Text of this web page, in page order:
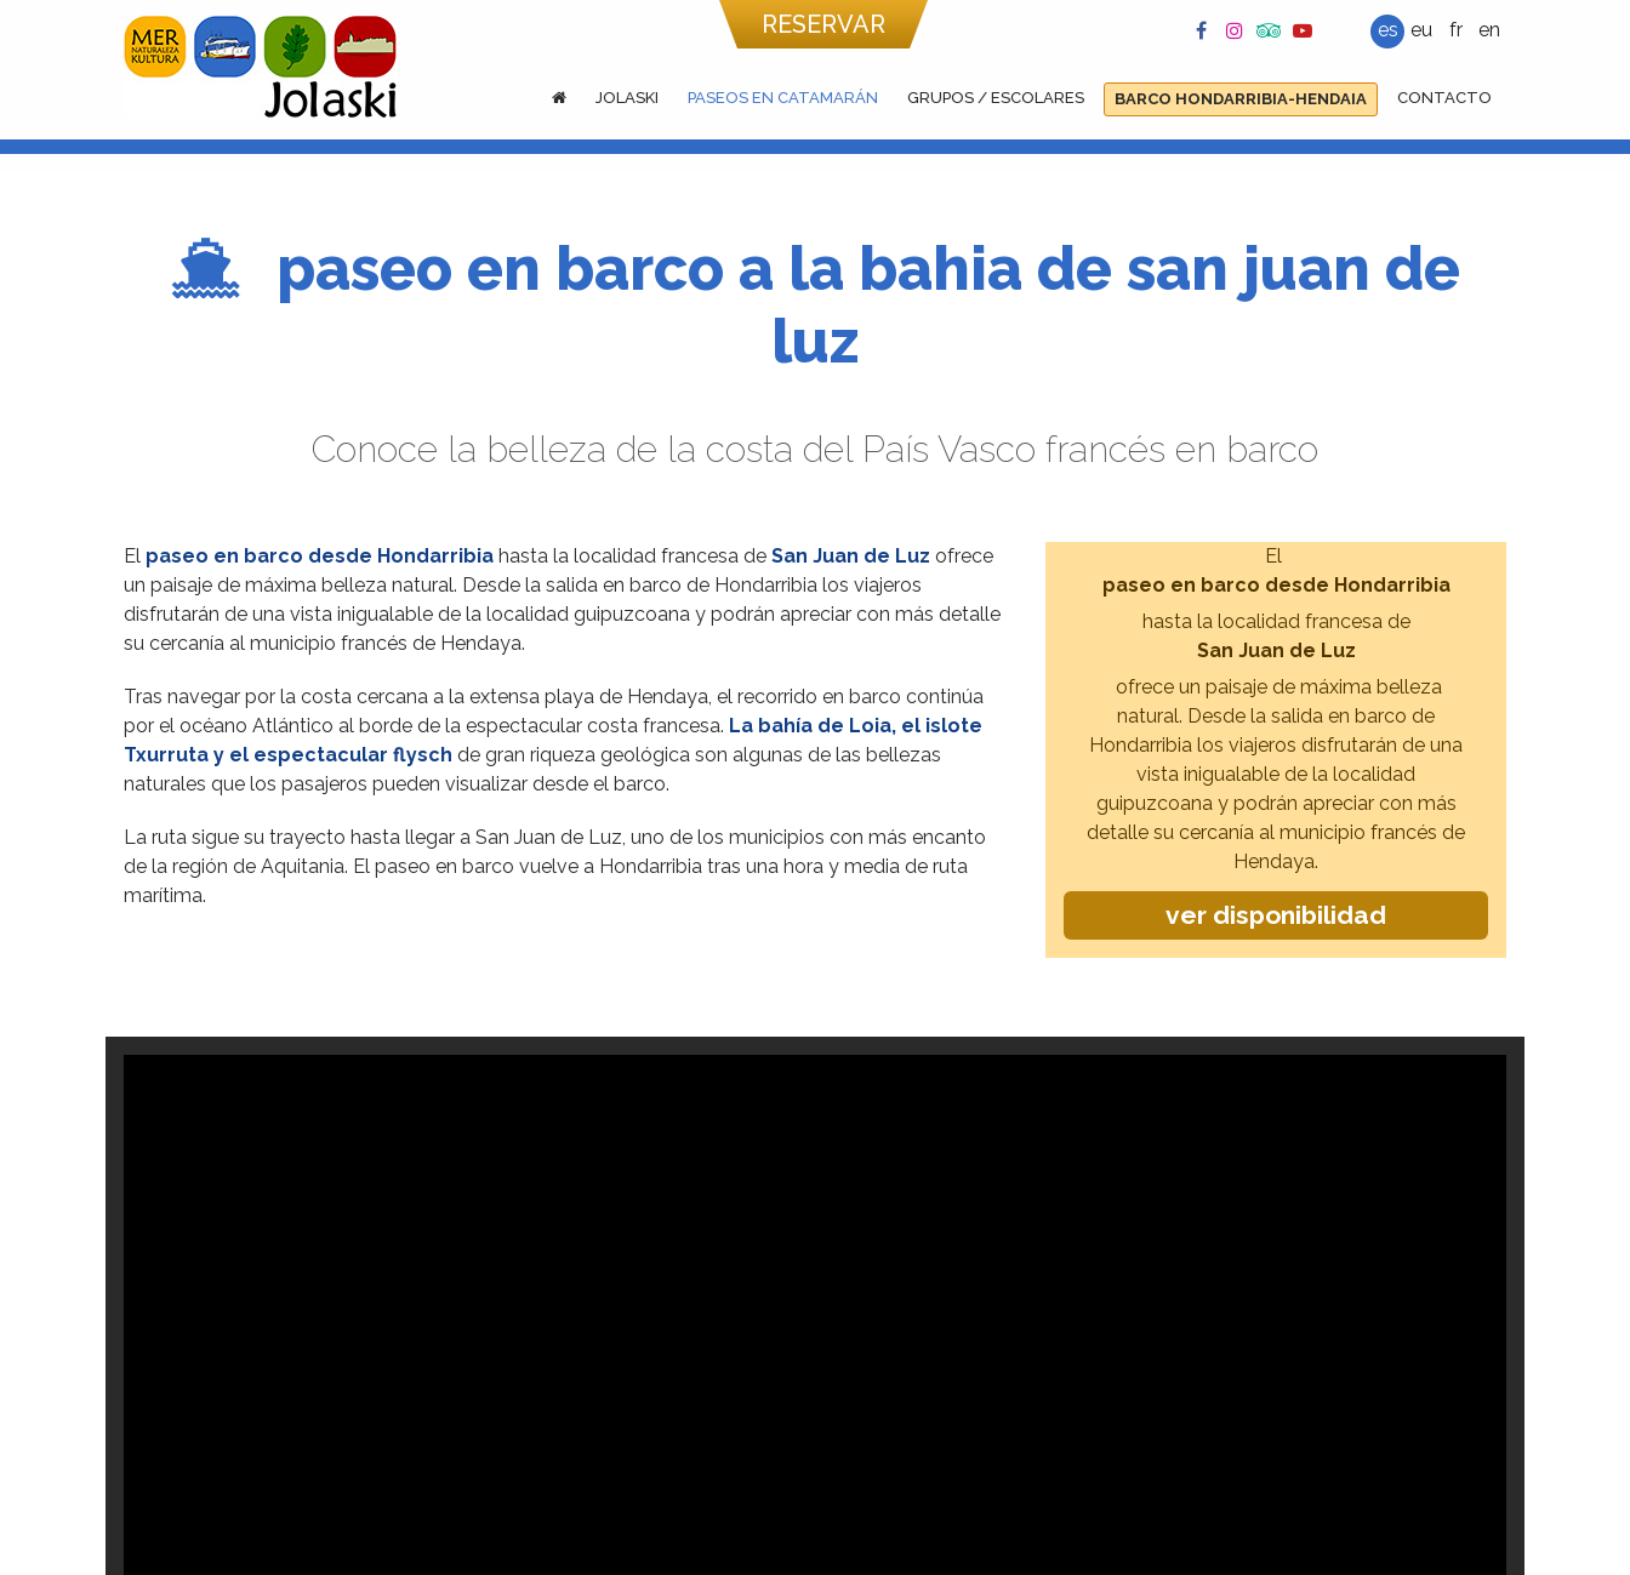
RESERVAR es eu fr en
JOLASKI PASEOS EN CATAMARÁN GRUPOS / ESCOLARES BARCO HONDARRIBIA-HENDAIA CONTACTO
paseo en barco a la bahia de san juan de
luz
Conoce la belleza de la costa del País Vasco francés en barco
El
paseo en barco desde Hondarribia
hasta la localidad francesa de
San Juan de Luz
ofrece un paisaje de máxima belleza
natural. Desde la salida en barco de
Hondarribia los viajeros disfrutarán de una
vista inigualable de la localidad
guipuzcoana y podrán apreciar con más
detalle su cercanía al municipio francés de
Hendaya.
ver disponibilidad
El paseo en barco desde Hondarribia hasta la localidad francesa de San Juan de Luz ofrece
un paisaje de máxima belleza natural. Desde la salida en barco de Hondarribia los viajeros
disfrutarán de una vista inigualable de la localidad guipuzcoana y podrán apreciar con más detalle
su cercanía al municipio francés de Hendaya.
Tras navegar por la costa cercana a la extensa playa de Hendaya, el recorrido en barco continúa
por el océano Atlántico al borde de la espectacular costa francesa. La bahía de Loia, el islote
Txurruta y el espectacular flysch de gran riqueza geológica son algunas de las bellezas
naturales que los pasajeros pueden visualizar desde el barco.
La ruta sigue su trayecto hasta llegar a San Juan de Luz, uno de los municipios con más encanto
de la región de Aquitania. El paseo en barco vuelve a Hondarribia tras una hora y media de ruta
marítima.